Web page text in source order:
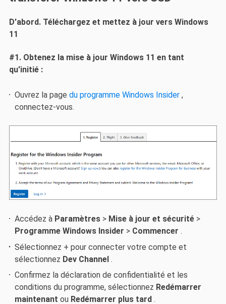
D'abord. Téléchargez et mettez à jour vers Windows
11
#1. Obtenez la mise à jour Windows 11 en tant
qu'initié :
Ouvrez la pagedu programme Windows Insider ,
connectez-vous.
Accédez à Paramètres > Mise à jour et sécurité >
Programme Windows Insider > Commencer .
Sélectionnez + pour connecter votre compte et
sélectionnez Dev Channel .
Confirmez la déclaration de confidentialité et les
conditions du programme, sélectionnez Redémarrer
maintenant ou Redémarrer plus tard .